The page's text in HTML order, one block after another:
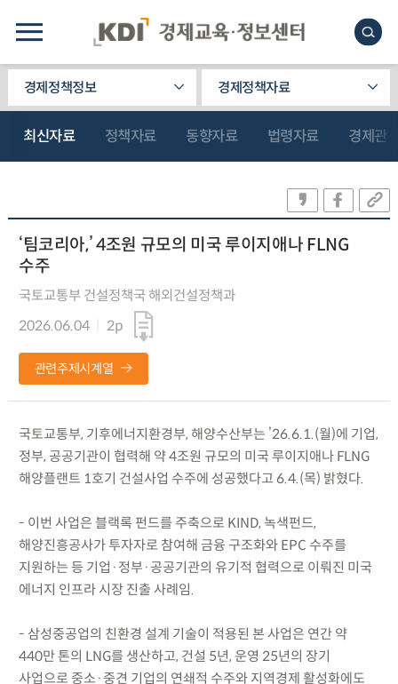
경제정책정보 경제정책자료
최신자료 정책자료 동향자료 법령자료 경제관
‘팀코리아,’ 4조원 규모의 미국 루이지애나 FLNG
수주
국토교통부 건설정책국 해외건설정책과
2026.06.04
2p
관련주제시계열
국토교통부, 기후에너지환경부, 해양수산부는 ’26.6.1.(월)에 기업,
정부, 공공기관이 협력해 약 4조원 규모의 미국 루이지애나 FLNG
해양플랜트 1호기 건설사업 수주에 성공했다고 6.4.(목) 밝혔다.
- 이번 사업은 블랙록 펀드를 주축으로 KIND, 녹색펀드,
해양진흥공사가 투자자로 참여해 금융 구조화와 EPC 수주를
지원하는 등 기업·정부·공공기관의 유기적 협력으로 이뤄진 미국
에너지 인프라 시장 진출 사례임.
- 삼성중공업의 친환경 설계 기술이 적용된 본 사업은 연간 약
440만 톤의 LNG를 생산하고, 건설 5년, 운영 25년의 장기
사업으로 중소·중견 기업의 연쇄적 수주와 지역경제 활성화에도